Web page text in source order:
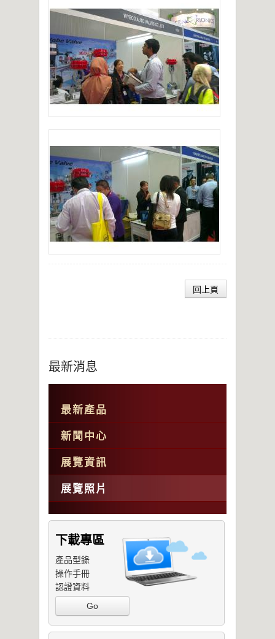
回上頁
最新消息
最新產品
新聞中心
展覽資訊
展覽照片
下載專區
產品型錄
操作手冊
認證資料
Go